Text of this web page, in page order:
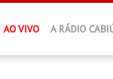
AO VIVO A RÁDIO